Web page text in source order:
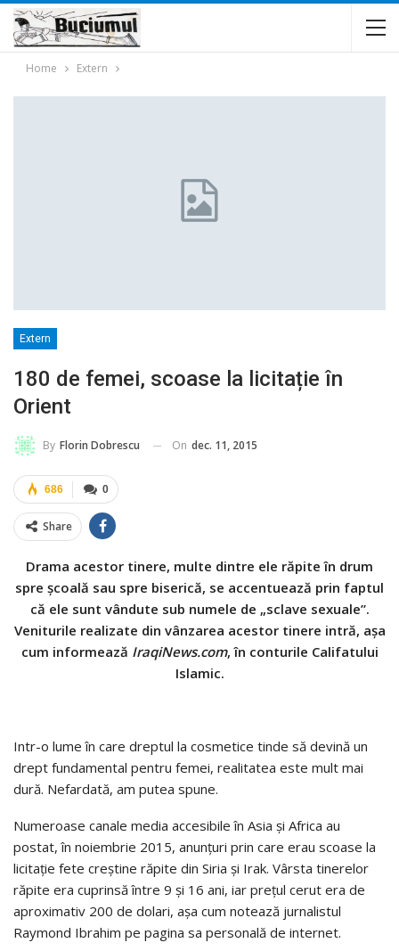
Home Extern
Extern
180 de femei, scoase la licitație în
Orient
By Florin Dobrescu On dec. 11, 2015
0
686
Share
Drama acestor tinere, multe dintre ele răpite în drum
spre școală sau spre biserică, se accentuează prin faptul
că ele sunt vândute sub numele de „sclave sexuale”.
Veniturile realizate din vânzarea acestor tinere intră, așa
cum informează IraqiNews.com, în conturile Califatului
Islamic.
Intr-o lume în care dreptul la cosmetice tinde să devină un
drept fundamental pentru femei, realitatea este mult mai
dură. Nefardată, am putea spune.
Numeroase canale media accesibile în Asia și Africa au
postat, în noiembrie 2015, anunțuri prin care erau scoase la
licitație fete creștine răpite din Siria și Irak. Vârsta tinerelor
răpite era cuprinsă între 9 și 16 ani, iar prețul cerut era de
aproximativ 200 de dolari, așa cum notează jurnalistul
Raymond Ibrahim pe pagina sa personală de internet.